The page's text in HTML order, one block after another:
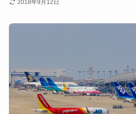
2018年9月12日